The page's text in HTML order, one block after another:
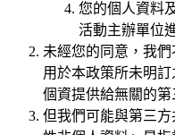
您的個人資料
活動主辦單位
未經您的同意，我
用於本政策所未明
個資提供給無關的第
但我們可能與第三